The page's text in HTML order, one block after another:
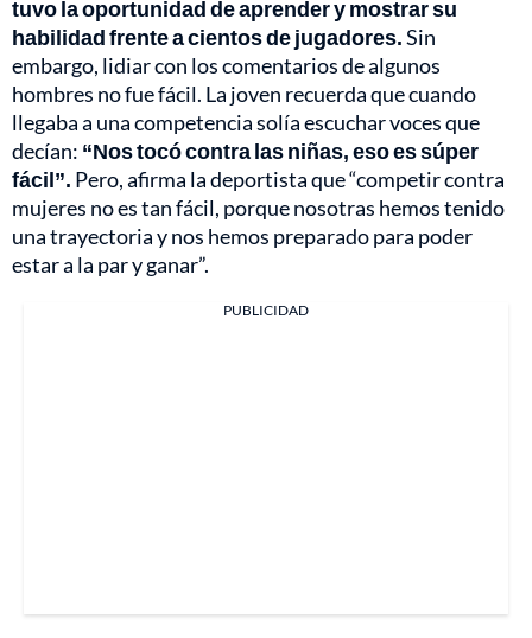
tuvo la oportunidad de aprender y mostrar su
habilidad frente a cientos de jugadores.Sin
embargo, lidiar con los comentarios de algunos
hombres no fue fácil. La joven recuerda que cuando
llegaba a una competencia solía escuchar voces que
decían: “Nos tocó contra las niñas, eso es súper
fácil”. Pero, afirma la deportista que “competir contra
mujeres no es tan fácil, porque nosotras hemos tenido
una trayectoria y nos hemos preparado para poder
estar a la par y ganar”.
PUBLICIDAD